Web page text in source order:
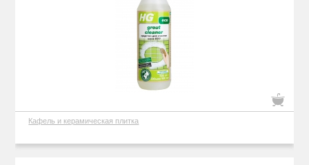
Кафель и керамическая плитка